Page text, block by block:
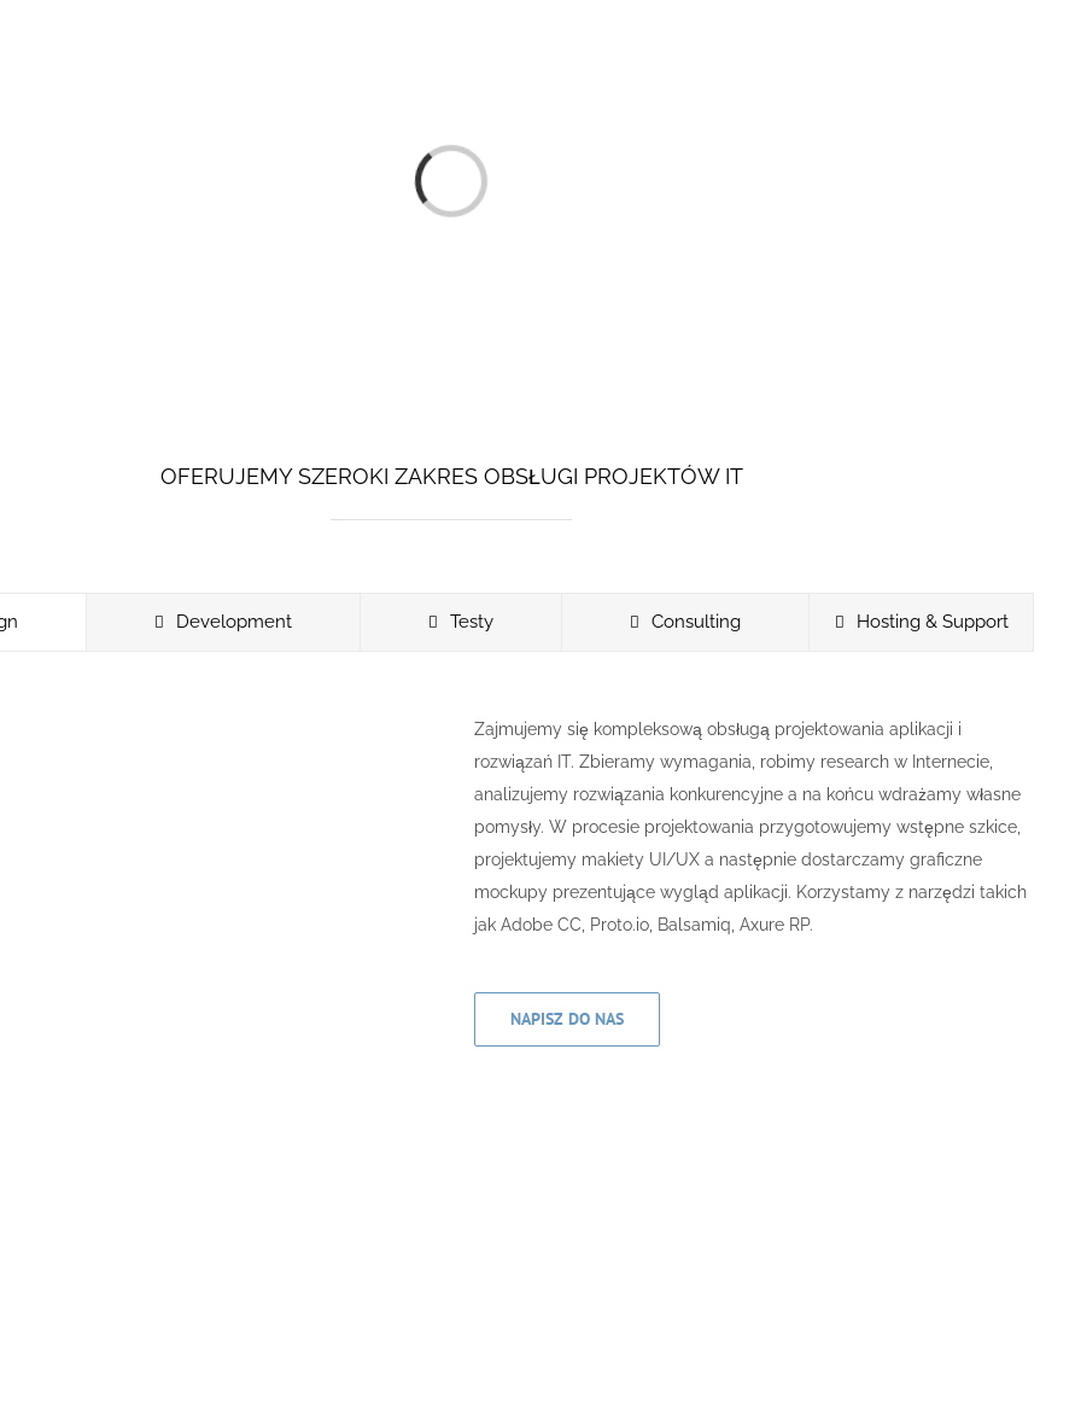
Loading...
OFERUJEMY SZEROKI ZAKRES OBSŁUGI PROJEKTÓW IT
Development Testy Consulting Hosting & Support
Zajmujemy się kompleksową obsługą projektowania aplikacji i
rozwiązań IT. Zbieramy wymagania, robimy research w Internecie,
analizujemy rozwiązania konkurencyjne a na końcu wdrażamy własne
pomysły. W procesie projektowania przygotowujemy wstępne szkice,
projektujemy makiety UI/UX a następnie dostarczamy graficzne
mockupy prezentujące wygląd aplikacji. Korzystamy z narzędzi takich
jak Adobe CC, Proto.io, Balsamiq, Axure RP.
NAPISZ DO NAS